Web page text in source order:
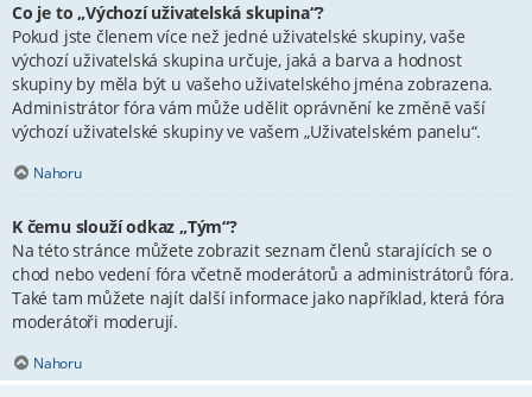
Co je to „Výchozí uživatelská skupina“?
Pokud jste členem více než jedné uživatelské skupiny, vaše
výchozí uživatelská skupina určuje, jaká a barva a hodnost
skupiny by měla být u vašeho uživatelského jména zobrazena.
Administrátor fóra vám může udělit oprávnění ke změně vaší
výchozí uživatelské skupiny ve vašem „Uživatelském panelu“.
Nahoru
K čemu slouží odkaz „Tým“?
Na této stránce můžete zobrazit seznam členů starajících se o
chod nebo vedení fóra včetně moderátorů a administrátorů fóra.
Také tam můžete najít další informace jako například, která fóra
moderátoři moderují.
Nahoru